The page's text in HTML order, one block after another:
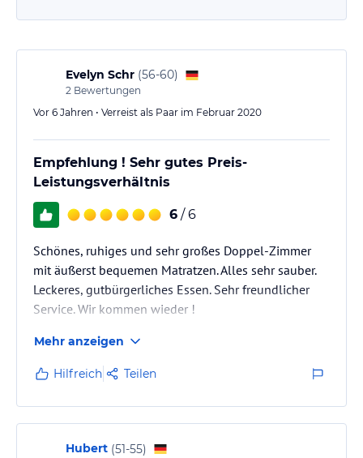
Evelyn Schr (56-60)
2 Bewertungen
Vor 6 Jahren • Verreist als Paar im Februar 2020
Empfehlung ! Sehr gutes Preis-
Leistungsverhältnis
6 / 6
Schönes, ruhiges und sehr großes Doppel-Zimmer
mit äußerst bequemen Matratzen. Alles sehr sauber.
Leckeres, gutbürgerliches Essen. Sehr freundlicher
Service. Wir kommen wieder !
Mehr anzeigen
Hilfreich Teilen
Hubert (51-55)